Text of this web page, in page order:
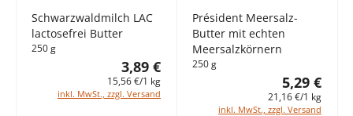
Schwarzwaldmilch LAC
lactosefrei Butter
250 g
3,89 €
15,56 €/1 kg
inkl. MwSt., zzgl. Versand
Président Meersalz-
Butter mit echten
Meersalzkörnern
250 g
5,29 €
21,16 €/1 kg
inkl. MwSt., zzgl. Versand